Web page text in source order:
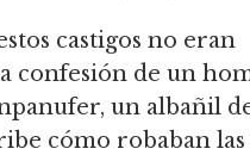
castigos no eran
confesión de un
un albañil
cómo robaban las